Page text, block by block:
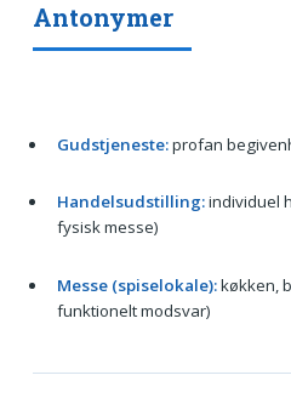
Antonymer
Gudstjeneste:profan
Handelsudstilling:individuel
fysisk messe)
Messe (spiselokale):køkken,
funktionelt modsvar)